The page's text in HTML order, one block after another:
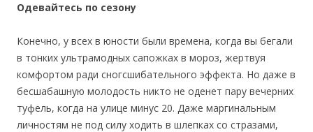
Одевайтесь по сезону
Конечно, у всех в юности были времена, когда вы бегали
в тонких ультрамодных сапожках в мороз, жертвуя
комфортом ради сногсшибательного эффекта. Но даже в
бесшабашную молодость никто не оденет пару вечерних
туфель, когда на улице минус 20. Даже маргинальным
личностям не под силу ходить в шлепках со стразами,